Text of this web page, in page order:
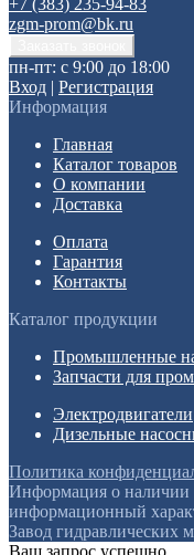
+7 (383) 235-94-83
zgm-prom@bk.ru
пн-пт: с 9:00 до 18:00
Вход | Регистрация
Информация
Главная
Каталог товаров
О компании
Доставка
Оплата
Гарантия
Контакты
Каталог продукции
Промышленные
Запчасти для
Электродвигатели
Дизельные
Политика
Информация о наличии
информационный
Завод гидравлических